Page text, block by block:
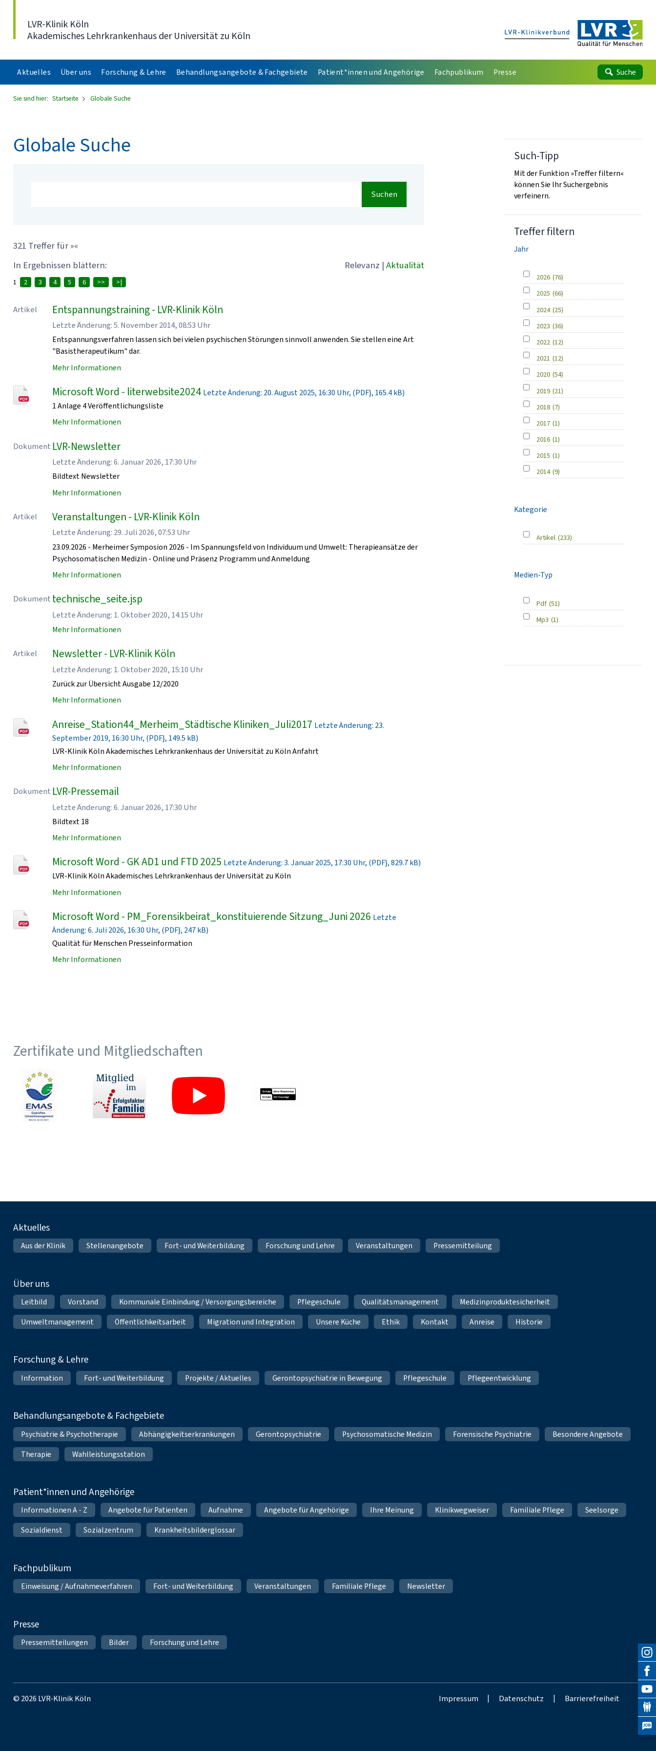
LVR-Klinik Köln
Akademisches Lehrkrankenhaus der Universität zu Köln
Aktuelles Über uns Forschung & Lehre Behandlungsangebote & Fachgebiete Patient*innen und Angehörige Fachpublikum Presse Suche
Sie sind hier: Startseite Globale Suche
Globale Suche
Suchen
321 Treffer für »«
In Ergebnissen blättern:
Relevanz | Aktualität
1 2 3 4 5 6 >> >|
Artikel Entspannungstraining - LVR-Klinik Köln
Letzte Änderung: 5. November 2014, 08:53 Uhr
Entspannungsverfahren lassen sich bei vielen psychischen Störungen sinnvoll anwenden. Sie stellen eine Art
"Basistherapeutikum" dar.
Mehr Informationen
Microsoft Word - literwebsite2024 Letzte Änderung: 20. August 2025, 16:30 Uhr, (PDF}, 165.4 kB)
1 Anlage 4 Veröffentlichungsliste
Mehr Informationen
Dokument LVR-Newsletter
Letzte Änderung: 6. Januar 2026, 17:30 Uhr
Bildtext Newsletter
Mehr Informationen
Artikel Veranstaltungen - LVR-Klinik Köln
Letzte Änderung: 29. Juli 2026, 07:53 Uhr
23.09.2026 - Merheimer Symposion 2026 - Im Spannungsfeld von Individuum und Umwelt: Therapieansätze der
Psychosomatischen Medizin - Online und Präsenz Programm und Anmeldung
Mehr Informationen
Dokument technische_seite.jsp
Letzte Änderung: 1. Oktober 2020, 14:15 Uhr
Mehr Informationen
Artikel Newsletter - LVR-Klinik Köln
Letzte Änderung: 1. Oktober 2020, 15:10 Uhr
Zurück zur Übersicht Ausgabe 12/2020
Mehr Informationen
Anreise_Station44_Merheim_Städtische Kliniken_Juli2017 Letzte Änderung: 23.
September 2019, 16:30 Uhr, (PDF}, 149.5 kB)
LVR-Klinik Köln Akademisches Lehrkrankenhaus der Universität zu Köln Anfahrt
Mehr Informationen
Dokument LVR-Pressemail
Letzte Änderung: 6. Januar 2026, 17:30 Uhr
Bildtext 18
Mehr Informationen
Microsoft Word - GK AD1 und FTD 2025 Letzte Änderung: 3. Januar 2025, 17:30 Uhr, (PDF}, 829.7 kB)
LVR-Klinik Köln Akademisches Lehrkrankenhaus der Universität zu Köln
Mehr Informationen
Microsoft Word - PM_Forensikbeirat_konstituierende Sitzung_Juni 2026 Letzte
Änderung: 6. Juli 2026, 16:30 Uhr, (PDF}, 247 kB)
Qualität für Menschen Presseinformation
Mehr Informationen
Such-Tipp
Mit der Funktion »Treffer filtern«
können Sie Ihr Suchergebnis
verfeinern.
Treffer filtern
Jahr
2026 (76)
2025 (66)
2024 (25)
2023 (36)
2022 (12)
2021 (12)
2020 (54)
2019 (21)
2018 (7)
2017 (1)
2016 (1)
2015 (1)
2014 (9)
Kategorie
Artikel (233)
Medien-Typ
Pdf (51)
Mp3 (1)
Zertifikate und Mitgliedschaften
Fußnavigation
Aktuelles
Aus der Klinik Stellenangebote Fort- und Weiterbildung Forschung und Lehre Veranstaltungen Pressemitteilung
Über uns
Leitbild Vorstand Kommunale Einbindung / Versorgungsbereiche Pflegeschule Qualitätsmanagement
Medizinproduktesicherheit
Umweltmanagement
Öffentlichkeitsarbeit Migration und Integration Unsere Küche Ethik Kontakt Anreise Historie
Forschung & Lehre
Information Fort- und Weiterbildung Projekte / Aktuelles Gerontopsychiatrie in Bewegung Pflegeschule Pflegeentwicklung
Behandlungsangebote & Fachgebiete
Psychiatrie & Psychotherapie Abhängigkeitserkrankungen Gerontopsychiatrie Psychosomatische Medizin Forensische Psychiatrie
Besondere Angebote
Therapie
Wahlleistungsstation
Patient*innen und Angehörige
Informationen A - Z Angebote für Patienten Aufnahme Angebote für Angehörige Ihre Meinung Klinikwegweiser Familiale Pflege
Seelsorge
Sozialdienst
Sozialzentrum Krankheitsbilderglossar
Fachpublikum
Einweisung / Aufnahmeverfahren Fort- und Weiterbildung Veranstaltungen Familiale Pflege Newsletter
Presse
Pressemitteilungen Bilder Forschung und Lehre
© 2026 LVR-Klinik Köln Impressum | Datenschutz | Barrierefreiheit